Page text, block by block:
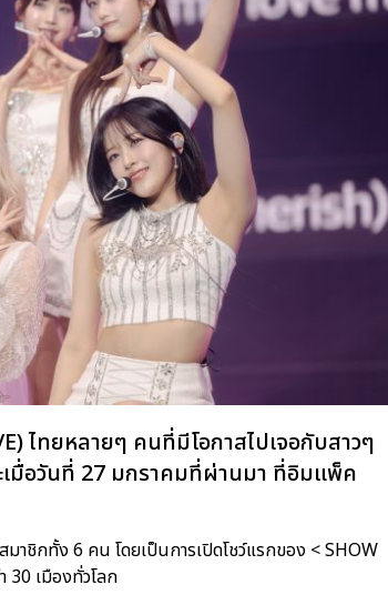
ไทยหลายๆ คนที่มีโอกาสไปเจอกับสาวๆ
มื่อวันที่ 27 มกราคมที่ผ่านมา ที่อิมแพ็ค
าชิกทั้ง 6 คน โดยเป็นการเปิดโชว์แรกของ < SHOW
30 เมืองทั่วโลก